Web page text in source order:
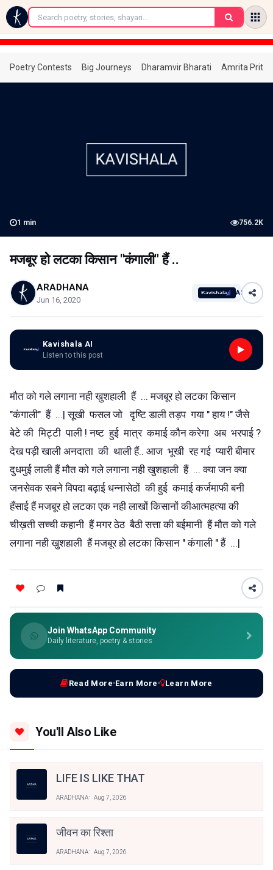
←
Poetry Contests Big Journeys Dharamvir Bharati Amrita
1 min 756.2K
मजबूर हो लटका किसान "कंगाली" हैं ..
ARADHANA
Jun 16, 2020
AI
Kavishala AI
Listen to this post
मौत को गले लगाना नही खुशहाली हैं ... मजबूर हो लटका किसान
"कंगाली" हैं ...| सूखी फसल जो दृष्टि डाली तड़प गया " हाय !" जैसे
बेटे की मिट्टी पाली ! नष्ट हुई मात्र कमाई कौन करेगा अब भरपाई ?
देख पड़ी खाली अनदाता की थाली हैं.. आज भूखी रह गई प्यारी बीमार
दुधमुई लाली हैं मौत को गले लगाना नही खुशहाली हैं ... क्या जन क्या
जनसेवक सबने विपदा बढ़ाई धन्नासेठों की हुई कमाई कर्जमाफी बनी
हँसाई हैं मजबूर हो लटका एक नही लाखों किसानों कीआत्महत्या की
चीख़ती सच्ची कहानी हैं मगर ठेठ बैठी सत्ता की बईमानी हैं मौत को गले
लगाना नही खुशहाली हैं मजबूर हो लटका किसान " कंगाली " हैं ...|
Join WhatsApp Community
Daily literature, poetry & stories
Read More Earn More Learn More
You'll Also Like
LIFE IS LIKE THAT
ARADHANA Aug 7, 2026
जीवन का रिश्ता
ARADHANA Aug 7, 2026